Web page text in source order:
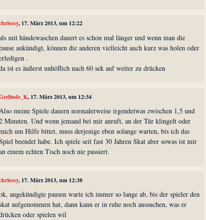
, 17. März 2013, um 12:22
mit händewaschen dauert es schon mal länger und wenn man die
aukündigt, können die anderen vielleicht auch kurz was holen oder
.
ist es äußerst unhöflich nach 60 sek auf weiter zu drücken
, 17. März 2013, um 12:34
meine Spiele dauern normalerweise irgendetwas zwischen 1,5 und
Minuten. Und wenn jemand bei mir anruft, an der Tür klingelt oder
um Hilfe bittet, muss derjenige eben solange warten, bis ich das
beendet habe. Ich spiele seit fast 30 Jahren Skat aber sowas ist mir
einem echten Tisch noch nie passiert.
, 17. März 2013, um 12:38
angekündigte pausen warte ich immer so lange ab, bis der spieler den
aufgenommen hat, dann kann er in ruhe noch aussuchen, was er
oder spielen wil